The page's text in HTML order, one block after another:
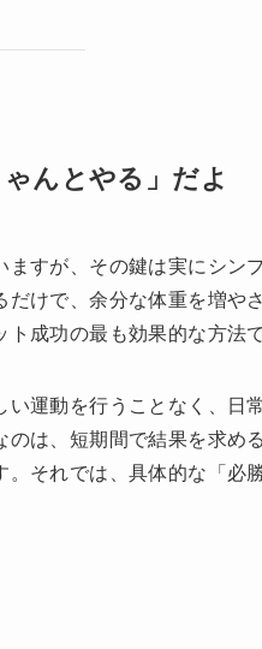
んとやる」だよ
すが、その鍵は実にシンプ
けで、余分な体重を増や
成功の最も効果的な方法で
運動を行うことなく、日
は、短期間で結果を求め
それでは、具体的な「必